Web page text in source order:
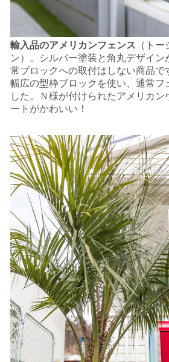
輸入品のアメリカンフェンス （ト
ン）。シルバー塗装と角丸デザイン
常ブロックへの取付はしない商品で
幅広の型枠ブロックを使い、通常フ
した。
Ｎ様が付けられたアメリカン
ートがかわいい！